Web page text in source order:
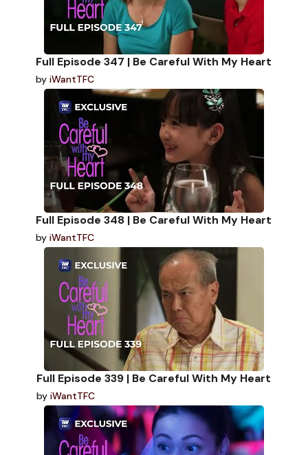
Full Episode 347 | Be Careful With My Heart
byiWantTFC
Full Episode 348 | Be Careful With My Heart
byiWantTFC
Full Episode 339 | Be Careful With My Heart
byiWantTFC